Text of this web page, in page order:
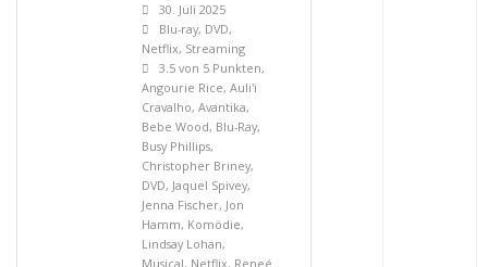
30. Juli 2025
Blu-ray, DVD,
Netflix, Streaming
3.5 von 5 Punkten,
Angourie Rice, Auli'i
Cravalho, Avantika,
Bebe Wood, Blu-Ray,
Busy Phillips,
Christopher Briney,
DVD, Jaquel Spivey,
Jenna Fischer, Jon
Hamm, Komödie,
Lindsay Lohan,
Musical, Netflix, Reneé